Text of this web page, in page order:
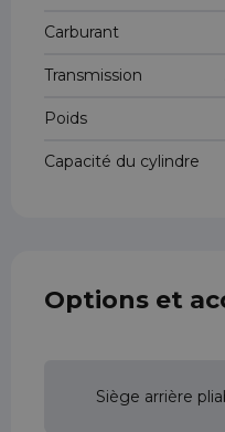
Carburant
Transmission
Poids
Capacité du cylindre
Options et
Siège arrière